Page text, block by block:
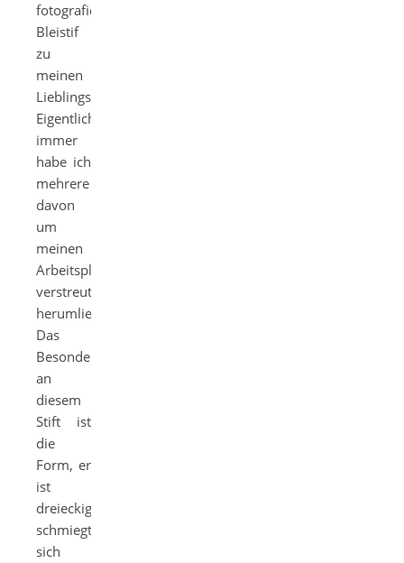
fotografierte
Bleistif
zu
meinen
Lieblingsbleistiften.
Eigentlich
immer
habe ich
mehrere
davon
um
meinen
Arbeitsplatz
verstreut
herumliegen.
Das
Besondere
an
diesem
Stift ist
die
Form, er
ist
dreieckig,
schmiegt
sich